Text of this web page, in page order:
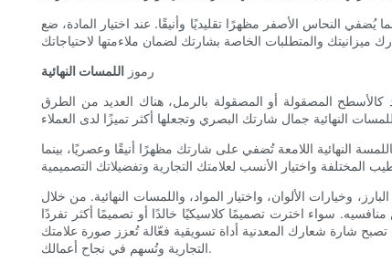
يُضفي النحاس الأصفر مظهرًا تقليديًا وأنيقًا. عند اختيار المادة، ضع
رموز اللمسات النهائية
المصقولة أو المصقولة بالرمل، هناك العديد من الطرق
النهائية اللامعة تُضفي على شارتك مظهرًا أنيقًا وعصريًا، بينما
وخيارات الألوان، واختيار المواد، واللمسات النهائية. من خلال
سواء اخترت تصميمًا كلاسيكيًا خالدًا أو تصميمًا أكثر تفردًا
شارة شعارك المعدنية أداة تسويقية فعّالة تُعزز صورة علامتك
التجارية وتُسهم في نجاح أعمالك.